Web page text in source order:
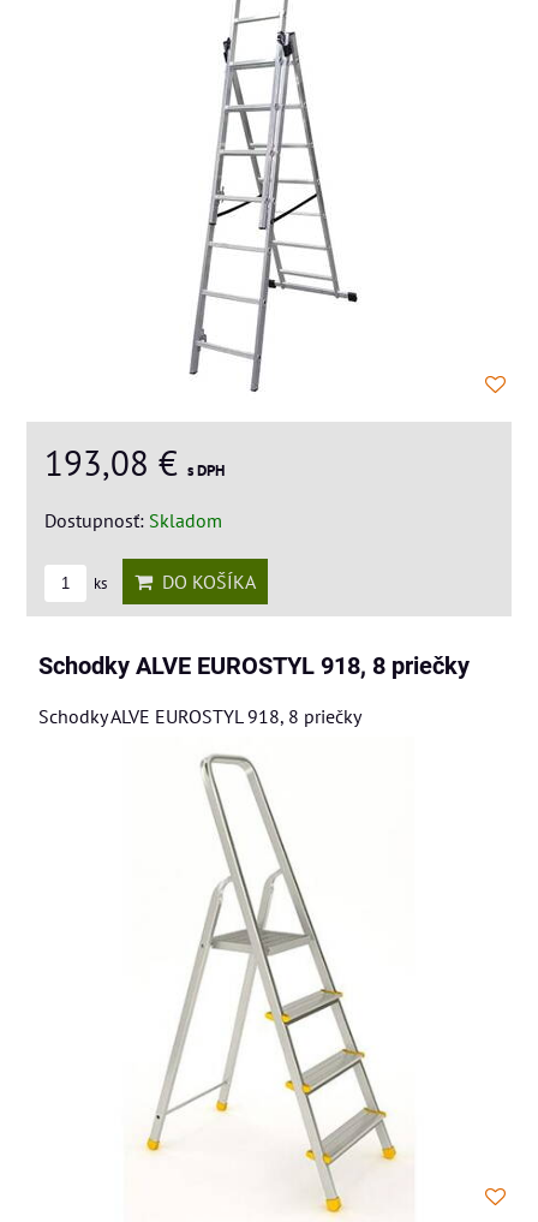
193,08 € s DPH
Dostupnosť: Skladom
ks DO KOŠÍKA
Schodky ALVE EUROSTYL 918, 8 priečky
Schodky ALVE EUROSTYL 918, 8 priečky